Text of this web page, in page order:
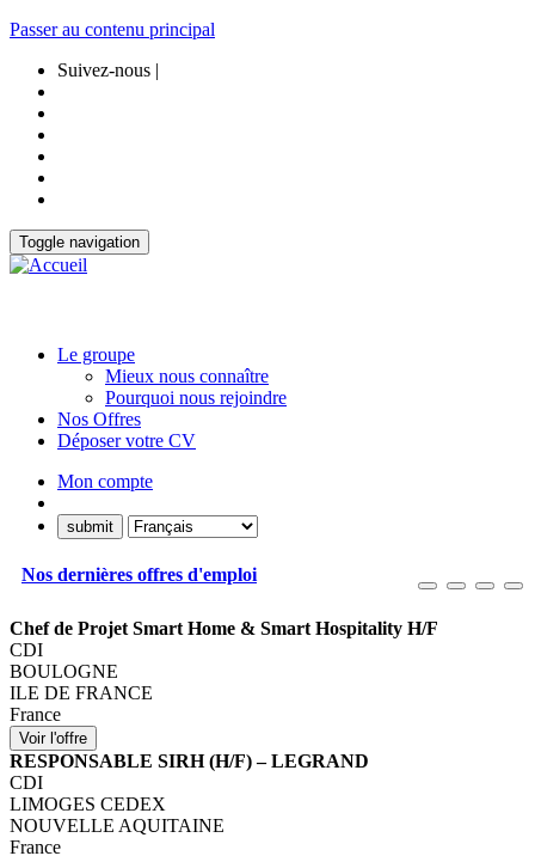
Passer au contenu principal
Suivez-nous |
Toggle navigation
Le groupe
Mieux nous connaître
Pourquoi nous rejoindre
Nos Offres
Déposer votre CV
Mon compte
Nos dernières offres d'emploi
Chef de Projet Smart Home & Smart Hospitality H/F
CDI
BOULOGNE
ILE DE FRANCE
France
RESPONSABLE SIRH (H/F) – LEGRAND
CDI
LIMOGES CEDEX
NOUVELLE AQUITAINE
France